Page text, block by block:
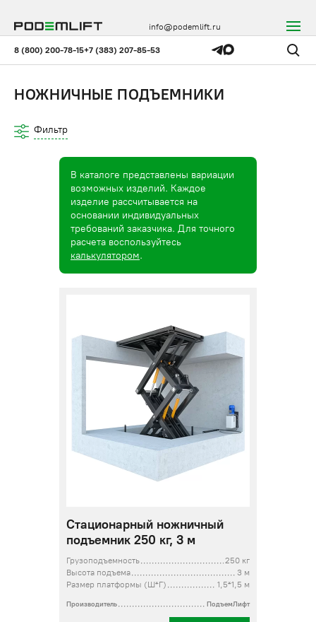
8 (800) 200-78-15+7 (383) 207-85-53
info@podemlift.ru
НОЖНИЧНЫЕ ПОДЪЕМНИКИ
Фильтр
В каталоге представлены вариации
возможных изделий. Каждое
изделие рассчитывается на
основании индивидуальных
требований заказчика. Для точного
расчета воспользуйтесь
калькулятором.
Стационарный ножничный
подъемник 250 кг, 3 м
Грузоподъемность
250 кг
Высота подъема
3 м
Размер платформы (Ш*Г)
1,5*1,5 м
Производитель ПодъемЛифт